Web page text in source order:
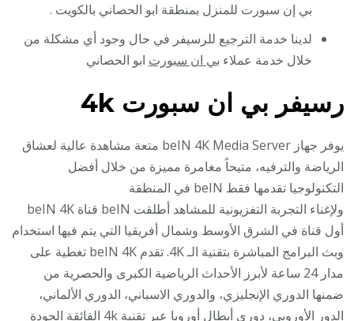
بي إن سبورت للمنزل بمنطقة ابو الحصاني بالكويت .
لدينا خدمة الترجيع للرسيفر في حال وجود أي مشكلة من
خلال خدمة عملاء بي ان سبورت ابو الحصاني
رسيفر بي ان سبورت 4k
يوفر جهاز beIN 4K Media Server متعة مشاهدة عالية لعشاق
الرياضة والترفيه، متيحاً مغامرة مميزة من خلال أفضل
التكنولوجيا تقدمها فقط beIN في المنطقة
ولإغناء التجربة التفزيونية للمشاهد أطلقت beIN قناة beIN 4K
أول قناة في الشرق الأوسط وشمال أفريقيا التي يتم فيها استخدام
وبث البرامج المباشرة بتقنية الـ 4K. تقدم beIN 4K تغطية على
مدار 24 ساعة لأبرز الأحداث الرياضية الكبرى والحصرية من
ضمنها الدوري الإنجليزي، والدوري الاسباني، الدوري الألماني،
الدور الأوروبي، دوري أبطال أوروبا عبر تقنية 4k الفائقة الجودة